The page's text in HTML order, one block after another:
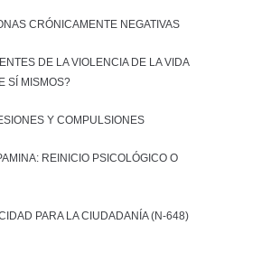
CRÓNICAMENTE NEGATIVAS
DE LA VIOLENCIA DE LA VIDA
SÍ MISMOS?
Y COMPULSIONES
REINICIO PSICOLÓGICO O
PARA LA CIUDADANÍA (N-648)